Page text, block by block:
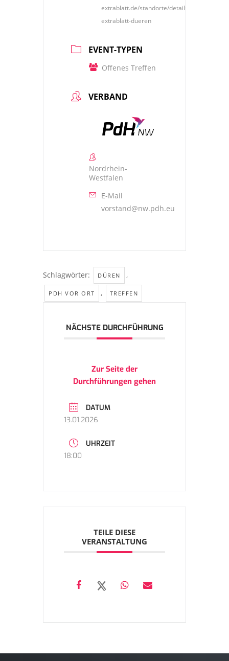
extrablatt.de/standorte/details/cafe-
extrablatt-dueren
EVENT-TYPEN
Offenes Treffen
VERBAND
Nordrhein-
Westfalen
E-Mail
vorstand@nw.pdh.eu
Schlagwörter: DÜREN ,
PDH VOR ORT , TREFFEN
NÄCHSTE DURCHFÜHRUNG
Zur Seite der
Durchführungen gehen
DATUM
13.01.2026
UHRZEIT
18:00
TEILE DIESE
VERANSTALTUNG